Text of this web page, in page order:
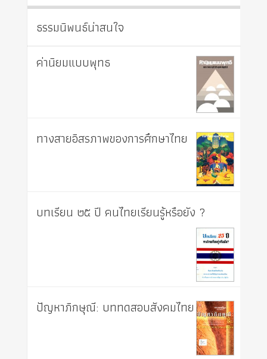
ธรรมนิพนธ์น่าสนใจ
ค่านิยมแบบพุทธ
ทางสายอิสรภาพของการศึกษาไทย
บทเรียน ๒๕ ปี คนไทยเรียนรู้หรือยัง ?
ปัญหาภิกษุณี: บททดสอบสังคมไทย